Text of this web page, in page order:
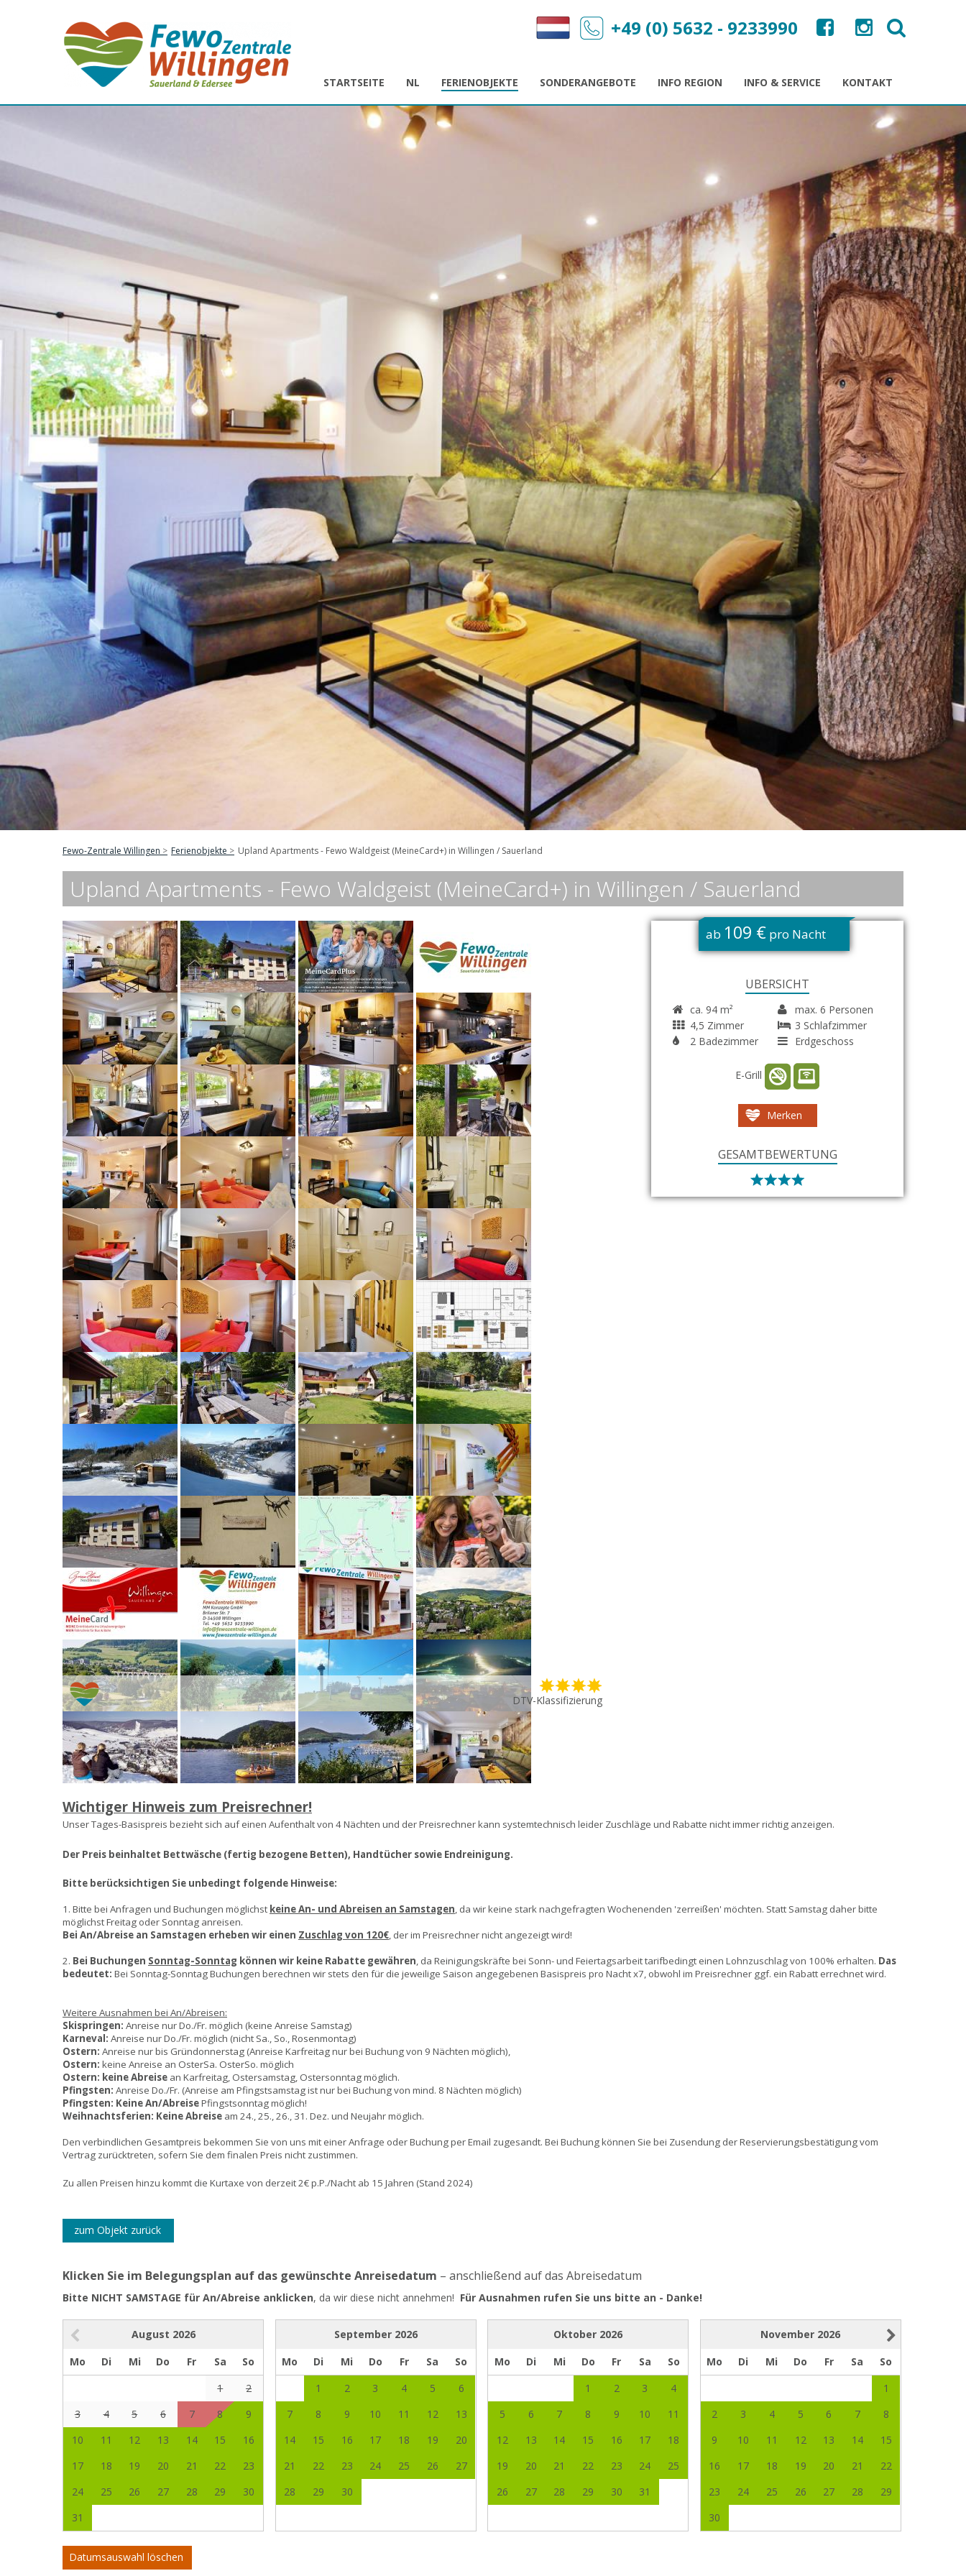
STARTSEITE NL FERIENOBJEKTE SONDERANGEBOTE INFO REGION INFO & SERVICE KONTAKT
+49 (0) 5632 - 9233990
Fewo-Zentrale Willingen Ferienobjekte Upland Apartments - Fewo Waldgeist (MeineCard+) in Willingen / Sauerland
Upland Apartments - Fewo Waldgeist (MeineCard+) in Willingen / Sauerland
DTV-Klassifizierung
ab 109 € pro Nacht
ÜBERSICHT
ca. 94 m²
max. 6 Personen
4,5 Zimmer
3 Schlafzimmer
2 Badezimmer
Erdgeschoss
E-Grill
Merken
GESAMTBEWERTUNG
Wichtiger Hinweis zum Preisrechner!
Unser Tages-Basispreis bezieht sich auf einen Aufenthalt von 4 Nächten und der Preisrechner kann systemtechnisch leider Zuschläge und Rabatte nicht immer richtig anzeigen.
Der Preis beinhaltet Bettwäsche (fertig bezogene Betten), Handtücher sowie Endreinigung.
Bitte berücksichtigen Sie unbedingt folgende Hinweise:
1. Bitte bei Anfragen und Buchungen möglichst keine An- und Abreisen an Samstagen, da wir keine stark nachgefragten Wochenenden 'zerreißen' möchten. Statt Samstag daher bitte
möglichst Freitag oder Sonntag anreisen.
Bei An/Abreise an Samstagen erheben wir einen Zuschlag von 120€, der im Preisrechner nicht angezeigt wird!
2. Bei Buchungen Sonntag-Sonntag können wir keine Rabatte gewähren, da Reinigungskräfte bei Sonn- und Feiertagsarbeit tarifbedingt einen Lohnzuschlag von 100% erhalten. Das
bedeutet: Bei Sonntag-Sonntag Buchungen berechnen wir stets den für die jeweilige Saison angegebenen Basispreis pro Nacht x7, obwohl im Preisrechner ggf. ein Rabatt errechnet wird.
Weitere Ausnahmen bei An/Abreisen:
Skispringen: Anreise nur Do./Fr. möglich (keine Anreise Samstag)
Karneval: Anreise nur Do./Fr. möglich (nicht Sa., So., Rosenmontag)
Ostern: Anreise nur bis Gründonnerstag (Anreise Karfreitag nur bei Buchung von 9 Nächten möglich),
Ostern: keine Anreise an OsterSa. OsterSo. möglich
Ostern: keine Abreise an Karfreitag, Ostersamstag, Ostersonntag möglich.
Pfingsten: Anreise Do./Fr. (Anreise am Pfingstsamstag ist nur bei Buchung von mind. 8 Nächten möglich)
Pfingsten: Keine An/AbreisePfingstsonntag möglich!
Weihnachtsferien: Keine Abreise am 24., 25., 26., 31. Dez. und Neujahr möglich.
Den verbindlichen Gesamtpreis bekommen Sie von uns mit einer Anfrage oder Buchung per Email zugesandt. Bei Buchung können Sie bei Zusendung der Reservierungsbestätigung vom
Vertrag zurücktreten, sofern Sie dem finalen Preis nicht zustimmen.
Zu allen Preisen hinzu kommt die Kurtaxe von derzeit 2€ p.P./Nacht ab 15 Jahren (Stand 2024)
zum Objekt zurück
Klicken Sie im Belegungsplan auf das gewünschte Anreisedatum – anschließend auf das Abreisedatum
Bitte NICHT SAMSTAGE für An/Abreise anklicken, da wir diese nicht annehmen! Für Ausnahmen rufen Sie uns bitte an - Danke!
August 2026
Mo
Di Mi Do Fr Sa
So
1
2
3
4 5 6 7 8
9
10
11 12 13 14 15
16
17
18 19 20 21 22
23
24
25 26 27 28 29
30
31
September 2026
Mo
Di Mi Do Fr Sa
So
1
2 3 4 5
6
7
8 9 10 11 12
13
14
15 16 17 18 19
20
21
22 23 24 25 26
27
28
29 30
Oktober 2026
Mo
Di Mi Do Fr Sa
So
1
2 3
4
5
6 7 8 9 10
11
12
13 14 15 16 17
18
19
20 21 22 23 24
25
26
27 28 29 30 31
November 2026
Mo
Di Mi Do Fr Sa
So
1
2
3 4 5 6 7
8
9
10 11 12 13 14
15
16
17 18 19 20 21
22
23
24 25 26 27 28
29
30
Datumsauswahl löschen